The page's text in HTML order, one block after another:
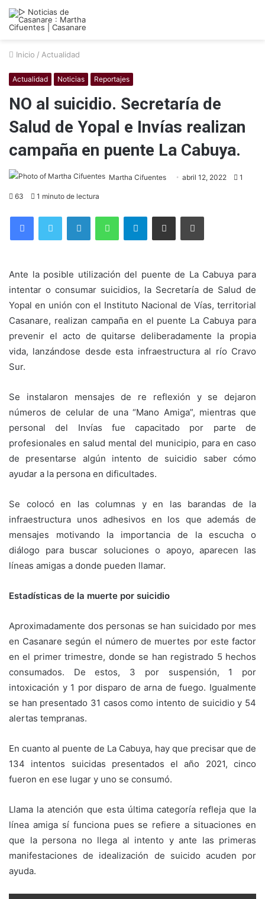
Inicio / Actualidad
Actualidad Noticias Reportajes
NO al suicidio. Secretaría de
Salud de Yopal e Invías realizan
campaña en puente La Cabuya.
Martha Cifuentes abril 12, 2022 1
63 1 minuto de lectura
FacebookTwitter LinkedInWhatsAppTelegramCompartir por correo electrónicoImprimir
Ante la posible utilización del puente de La Cabuya para
intentar o consumar suicidios, la Secretaría de Salud de
Yopal en unión con el Instituto Nacional de Vías, territorial
Casanare, realizan campaña en el puente La Cabuya para
prevenir el acto de quitarse deliberadamente la propia
vida, lanzándose desde esta infraestructura al río Cravo
Sur.
Se instalaron mensajes de re reflexión y se dejaron
números de celular de una “Mano Amiga”, mientras que
personal del Invías fue capacitado por parte de
profesionales en salud mental del municipio, para en caso
de presentarse algún intento de suicidio saber cómo
ayudar a la persona en dificultades.
Se colocó en las columnas y en las barandas de la
infraestructura unos adhesivos en los que además de
mensajes motivando la importancia de la escucha o
diálogo para buscar soluciones o apoyo, aparecen las
líneas amigas a donde pueden llamar.
Estadísticas de la muerte por suicidio
Aproximadamente dos personas se han suicidado por mes
en Casanare según el número de muertes por este factor
en el primer trimestre, donde se han registrado 5 hechos
consumados. De estos, 3 por suspensión, 1 por
intoxicación y 1 por disparo de arna de fuego. Igualmente
se han presentado 31 casos como intento de suicidio y 54
alertas tempranas.
En cuanto al puente de La Cabuya, hay que precisar que de
134 intentos suicidas presentados el año 2021, cinco
fueron en ese lugar y uno se consumó.
Llama la atención que esta última categoría refleja que la
línea amiga sí funciona pues se refiere a situaciones en
que la persona no llega al intento y ante las primeras
manifestaciones de idealización de suicido acuden por
ayuda.